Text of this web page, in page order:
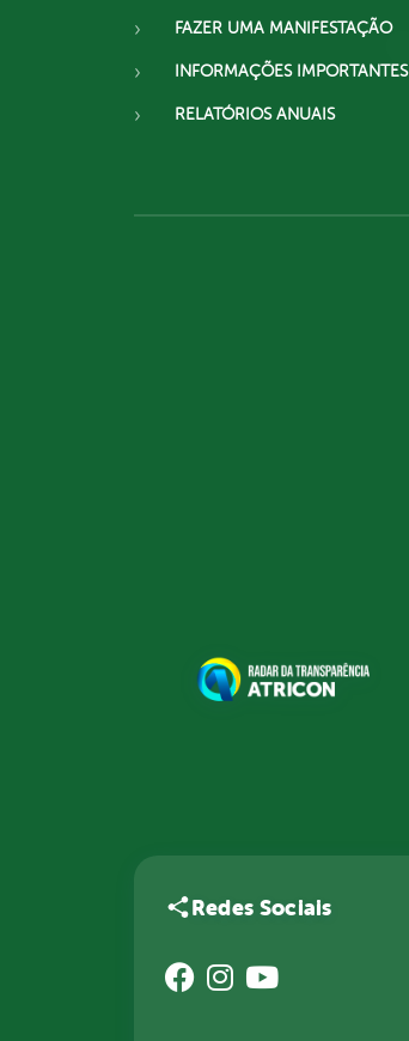
FAZER UMA MANIFESTAÇÃO
INFORMAÇÕES IMPORTANTES
RELATÓRIOS ANUAIS
Redes Sociais